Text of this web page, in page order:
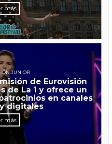
más
JUNIOR
de Eurovisión
de La 1 y ofrece un
en canales
digitales
más